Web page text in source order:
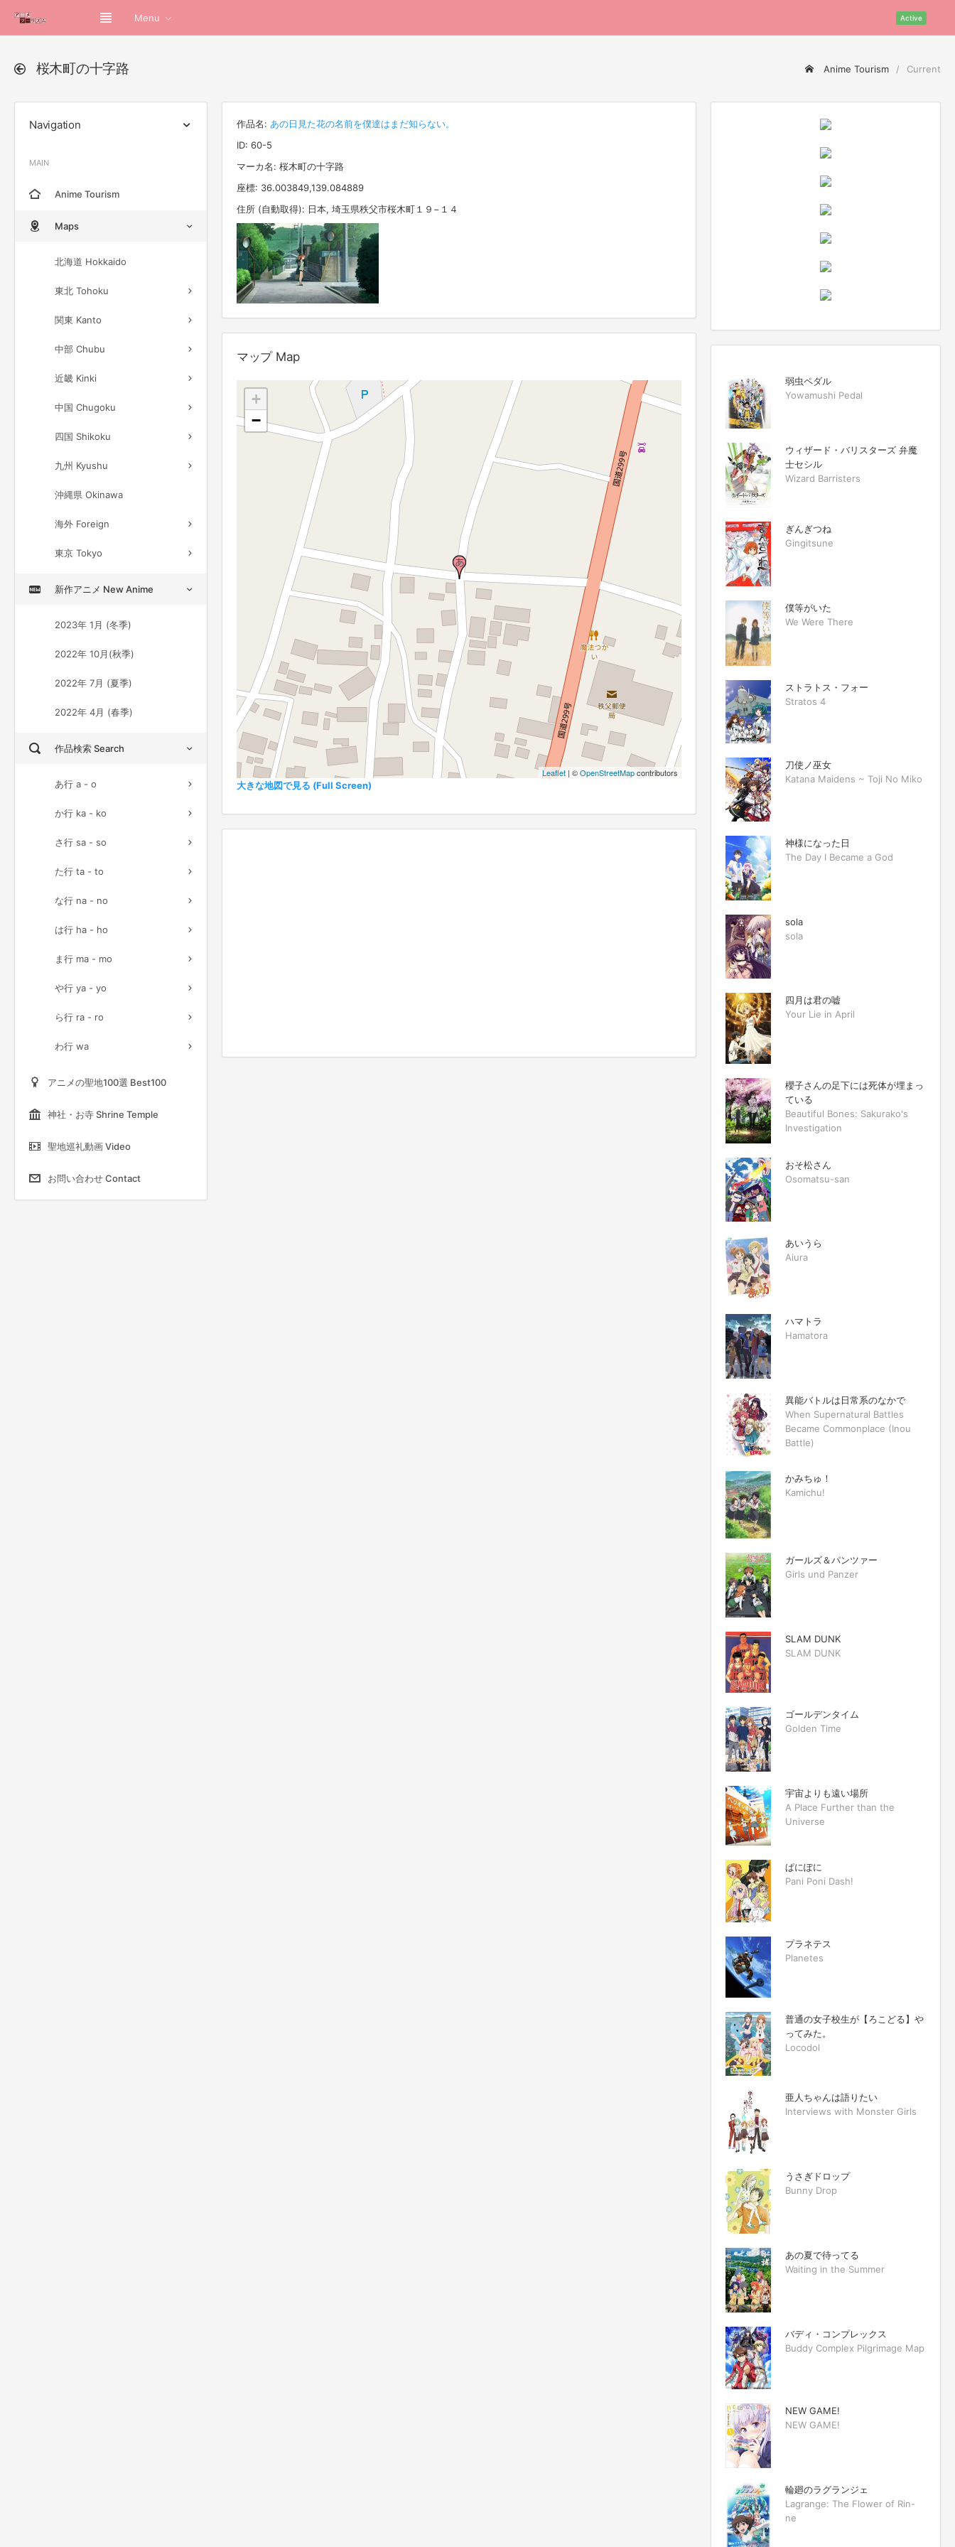
Menu Active
桜木町の十字路 Anime Tourism Current
Navigation
MAIN
Anime Tourism
Maps
北海道 Hokkaido
東北 Tohoku
関東 Kanto
中部 Chubu
近畿 Kinki
中国 Chugoku
四国 Shikoku
九州 Kyushu
沖縄県 Okinawa
海外 Foreign
東京 Tokyo
新作アニメ New Anime
2023年 1月 (冬季)
2022年 10月(秋季)
2022年 7月 (夏季)
2022年 4月 (春季)
作品検索 Search
あ行 a - o
か行 ka - ko
さ行 sa - so
た行 ta - to
な行 na - no
は行 ha - ho
ま行 ma - mo
や行 ya - yo
ら行 ra - ro
わ行 wa
アニメの聖地100選 Best100
神社・お寺 Shrine Temple
聖地巡礼動画 Video
お問い合わせ Contact
作品名: あの日見た花の名前を僕達はまだ知らない。
ID: 60-5
マーカ名: 桜木町の十字路
座標: 36.003849,139.084889
住所 (自動取得): 日本, 埼玉県秩父市桜木町１９−１４
マップ Map
+
−
Leaflet | ©OpenStreetMapcontributors
大きな地図で見る (Full Screen)
弱虫ペダル
Yowamushi Pedal
ウィザード・バリスターズ 弁魔
士セシル
Wizard Barristers
ぎんぎつね
Gingitsune
僕等がいた
We Were There
ストラトス・フォー
Stratos 4
刀使ノ巫女
Katana Maidens ~ Toji No Miko
神様になった日
The Day I Became a God
sola
sola
四月は君の嘘
Your Lie in April
櫻子さんの足下には死体が埋まっ
ている
Beautiful Bones: Sakurako's
Investigation
おそ松さん
Osomatsu-san
あいうら
Aiura
ハマトラ
Hamatora
異能バトルは日常系のなかで
When Supernatural Battles
Became Commonplace (Inou
Battle)
かみちゅ！
Kamichu!
ガールズ＆パンツァー
Girls und Panzer
SLAM DUNK
SLAM DUNK
ゴールデンタイム
Golden Time
宇宙よりも遠い場所
A Place Further than the
Universe
ぱにぽに
Pani Poni Dash!
プラネテス
Planetes
普通の女子校生が【ろこどる】や
ってみた。
Locodol
亜人ちゃんは語りたい
Interviews with Monster Girls
うさぎドロップ
Bunny Drop
あの夏で待ってる
Waiting in the Summer
バディ・コンプレックス
Buddy Complex Pilgrimage Map
NEW GAME!
NEW GAME!
輪廻のラグランジェ
Lagrange: The Flower of Rin-
ne